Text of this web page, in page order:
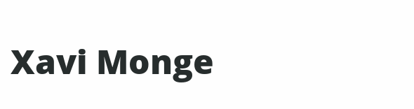
Xavi Monge